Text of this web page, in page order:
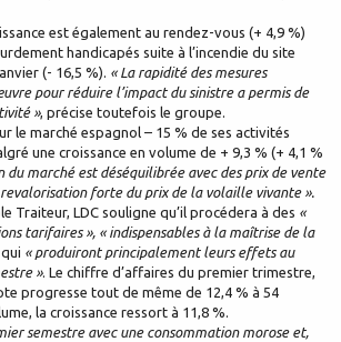
est également au rendez-vous (+ 4,9 %)
handicapés suite à l’incendie du site
(- 16,5 %). « La rapidité des mesures
pour réduire l’impact du sinistre a permis de
», précise toutefois le groupe.
le marché espagnol – 15 % de ses activités
une croissance en volume de + 9,3 % (+ 4,1 %
du marché est déséquilibrée avec des prix de vente
revalorisation forte du prix de la volaille vivante ».
Traiteur, LDC souligne qu’il procédera à des «
tarifaires », « indispensables à la maîtrise de la
« produiront principalement leurs effets au
». Le chiffre d’affaires du premier trimestre,
progresse tout de même de 12,4 % à 54
la croissance ressort à 11,8 %.
semestre avec une consommation morose et,